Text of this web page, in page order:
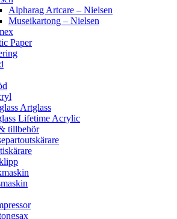
Alpharag Artcare – Nielsen
Museikartong – Nielsen
Paper
Artglass
Lifetime Acrylic
tillbehör